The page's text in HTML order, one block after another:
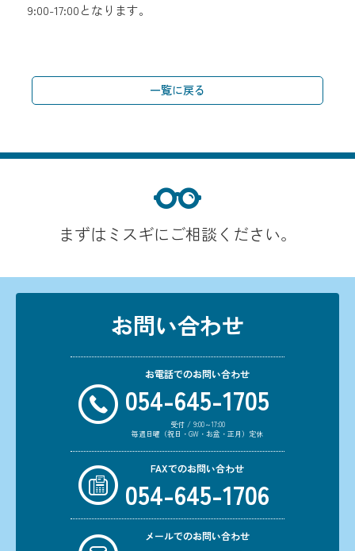
9:00-17:00となります。
一覧に戻る
まずはミスギにご相談ください。
お問い合わせ
お電話でのお問い合わせ
054-645-1705
受付 / 9:00～17:00
毎週日曜（祝日・GW・お盆・正月）定休
FAXでのお問い合わせ
054-645-1706
メールでのお問い合わせ